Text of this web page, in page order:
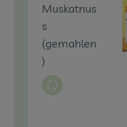
Muskatnus
s
(gemahlen
)
Auswahl ändern